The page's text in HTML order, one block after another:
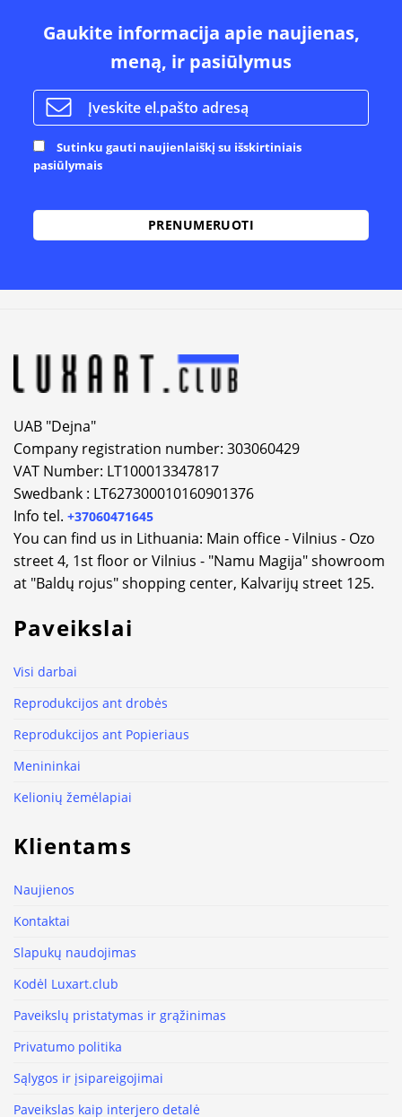
Gaukite informacija apie naujienas,
meną, ir pasiūlymus
Sutinku gauti naujienlaiškį su išskirtiniais
pasiūlymais
UAB "Dejna"
Company registration number: 303060429
VAT Number: LT100013347817
Swedbank : LT627300010160901376
Info tel. +37060471645
You can find us in Lithuania: Main office - Vilnius - Ozo
street 4, 1st floor or Vilnius - "Namu Magija" showroom
at "Baldų rojus" shopping center, Kalvarijų street 125.
Paveikslai
Visi darbai
Reprodukcijos ant drobės
Reprodukcijos ant Popieriaus
Menininkai
Kelionių žemėlapiai
Klientams
Naujienos
Kontaktai
Slapukų naudojimas
Kodėl Luxart.club
Paveikslų pristatymas ir grąžinimas
Privatumo politika
Sąlygos ir įsipareigojimai
Paveikslas kaip interjero detalė